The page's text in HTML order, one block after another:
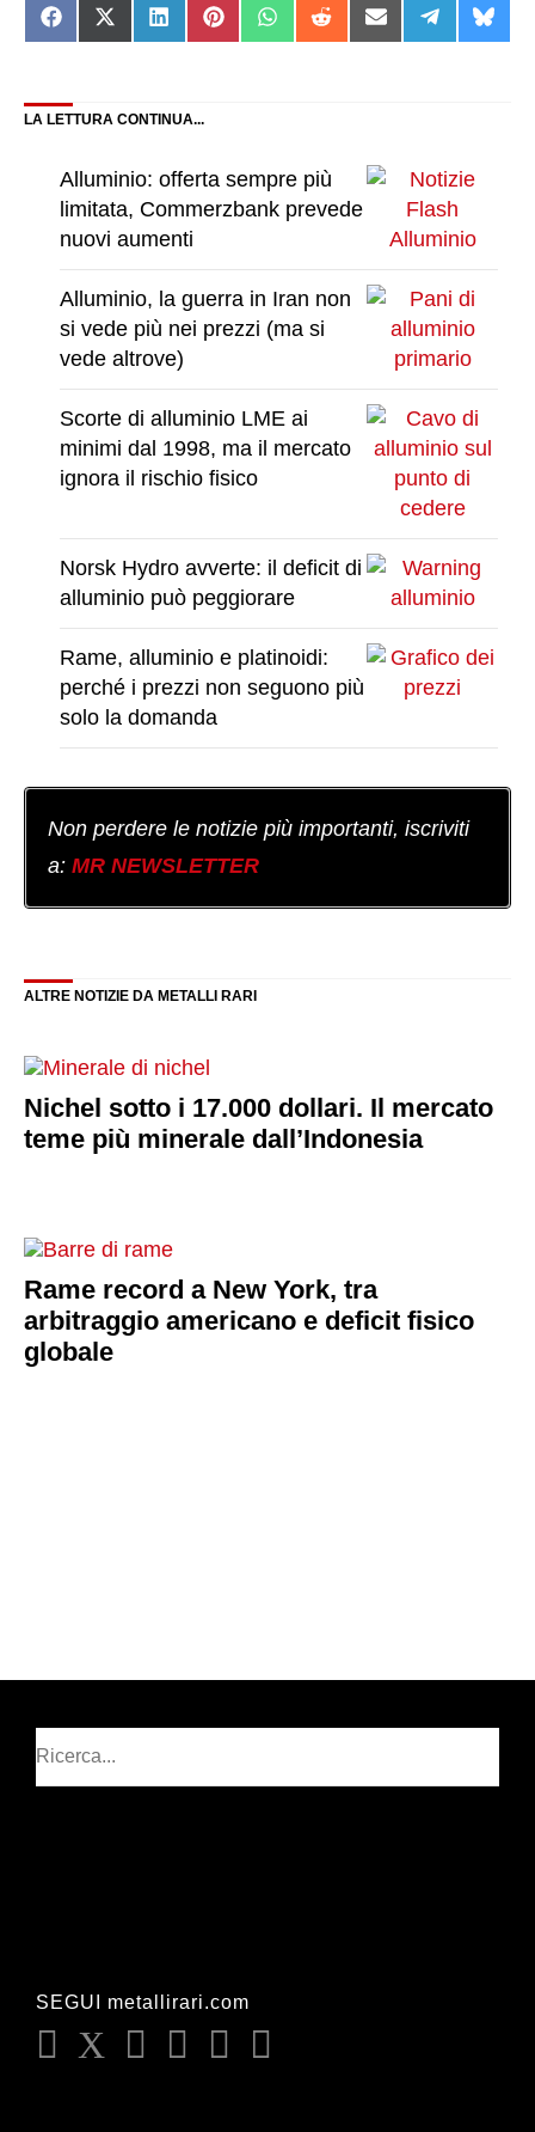
Share
on
Share
on
Share
on
Share
on
Share
on
Share
on
Share
on
Share
on
on
LA LETTURA CONTINUA...
Alluminio: offerta sempre più
limitata, Commerzbank prevede
nuovi aumenti
Alluminio, la guerra in Iran non
si vede più nei prezzi (ma si
vede altrove)
Scorte di alluminio LME ai
minimi dal 1998, ma il mercato
ignora il rischio fisico
Norsk Hydro avverte: il deficit di
alluminio può peggiorare
Rame, alluminio e platinoidi:
perché i prezzi non seguono più
solo la domanda
Non perdere le notizie più importanti, iscriviti
a: MR NEWSLETTER
ALTRE NOTIZIE DA METALLI RARI
Nichel sotto i 17.000 dollari. Il mercato
teme più minerale dall’Indonesia
Rame record a New York, tra
arbitraggio americano e deficit fisico
globale
SEGUI metallirari.com